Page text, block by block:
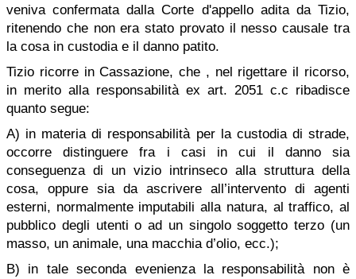
veniva confermata dalla Corte d'appello adita da Tizio,
ritenendo che non era stato provato il nesso causale tra
la cosa in custodia e il danno patito.
Tizio ricorre in Cassazione, che , nel rigettare il ricorso,
in merito alla responsabilità ex art. 2051 c.c ribadisce
quanto segue:
A) in materia di responsabilità per la custodia di strade,
occorre distinguere fra i casi in cui il danno sia
conseguenza di un vizio intrinseco alla struttura della
cosa, oppure sia da ascrivere all’intervento di agenti
esterni, normalmente imputabili alla natura, al traffico, al
pubblico degli utenti o ad un singolo soggetto terzo (un
masso, un animale, una macchia d’olio, ecc.);
B) in tale seconda evenienza la responsabilità non è